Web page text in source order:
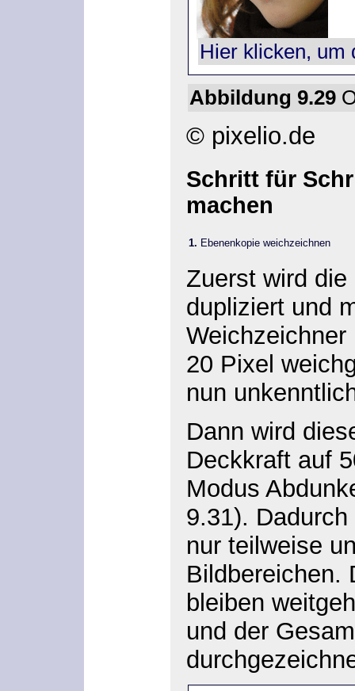
Hier klicken, um
Abbildung 9.29
© pixelio.de
Schritt für
machen
1. Ebenenkopie weichzeichnen
Zuerst wird
dupliziert und
Weichzeichner
20 Pixel
nun
Dann wird
Deckkraftauf
Modus
9.31).
nur teilweise
Bildbereichen.
bleiben
und der